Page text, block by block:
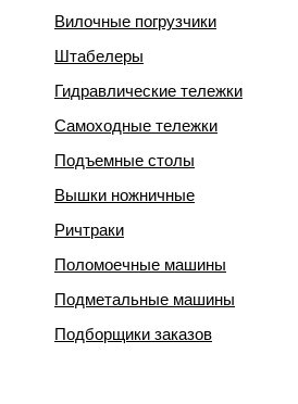
Вилочные погрузчики
Штабелеры
Гидравлические тележки
Самоходные тележки
Подъемные столы
Вышки ножничные
Ричтраки
Поломоечные машины
Подметальные машины
Подборщики заказов